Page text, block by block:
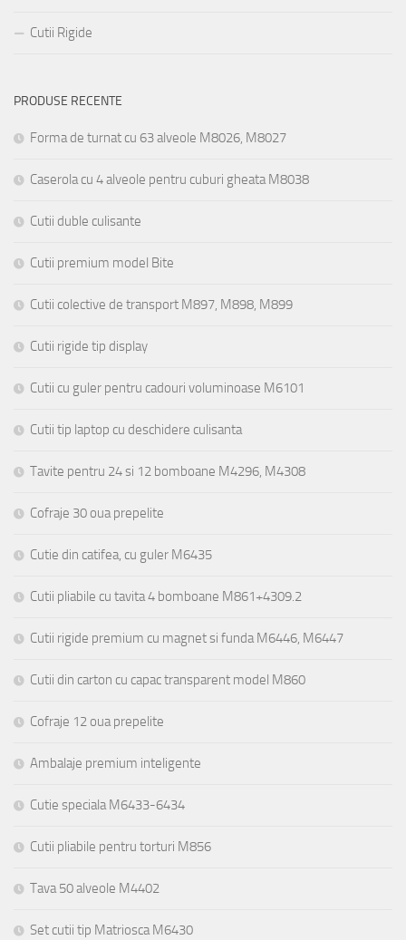
Cutii Rigide
PRODUSE RECENTE
Forma de turnat cu 63 alveole M8026, M8027
Caserola cu 4 alveole pentru cuburi gheata M8038
Cutii duble culisante
Cutii premium model Bite
Cutii colective de transport M897, M898, M899
Cutii rigide tip display
Cutii cu guler pentru cadouri voluminoase M6101
Cutii tip laptop cu deschidere culisanta
Tavite pentru 24 si 12 bomboane M4296, M4308
Cofraje 30 oua prepelite
Cutie din catifea, cu guler M6435
Cutii pliabile cu tavita 4 bomboane M861+4309.2
Cutii rigide premium cu magnet si funda M6446, M6447
Cutii din carton cu capac transparent model M860
Cofraje 12 oua prepelite
Ambalaje premium inteligente
Cutie speciala M6433-6434
Cutii pliabile pentru torturi M856
Tava 50 alveole M4402
Set cutii tip Matriosca M6430